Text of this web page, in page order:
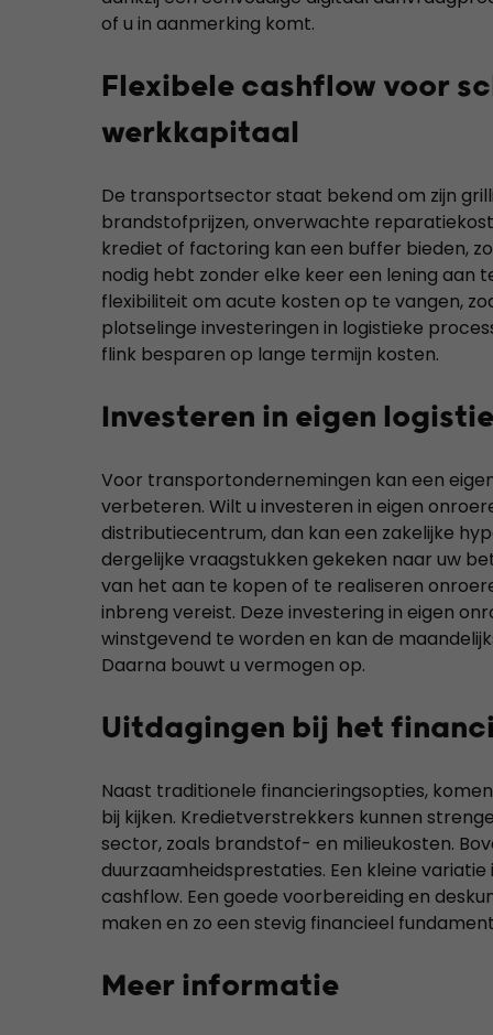
of u in aanmerking komt.
Flexibele cashflow voor
werkkapitaal
De transportsector staat bekend om zijn
brandstofprijzen, onverwachte
krediet of factoring kan een buffer bieden,
nodig hebt zonder elke keer een lening aan
flexibiliteit om acute kosten op te vangen,
plotselinge investeringen in logistieke
flink besparen op lange termijn kosten.
Investeren in eigen
Voor transportondernemingen kan een
verbeteren. Wilt u investeren in eigen
distributiecentrum, dan kan een zakelijke
dergelijke vraagstukken gekeken naar uw
van het aan te kopen of te realiseren
inbreng vereist. Deze investering in eigen
winstgevend te worden en kan de
Daarna bouwt u vermogen op.
Uitdagingen bij het
Naast traditionele financieringsopties,
bij kijken. Kredietverstrekkers kunnen
sector, zoals brandstof- en milieukosten.
duurzaamheidsprestaties. Een kleine
cashflow. Een goede voorbereiding en
maken en zo een stevig financieel
Meer informatie